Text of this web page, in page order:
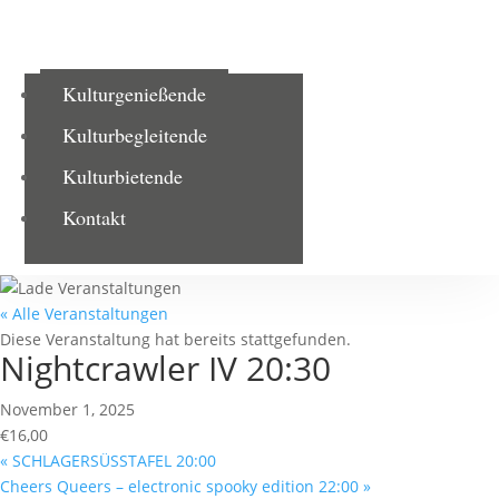
Kulturgenießende
Kulturbegleitende
Kulturbietende
Kontakt
« Alle Veranstaltungen
Diese Veranstaltung hat bereits stattgefunden.
Nightcrawler IV 20:30
November 1, 2025
€16,00
« SCHLAGERSÜSSTAFEL 20:00
Cheers Queers – electronic spooky edition 22:00 »